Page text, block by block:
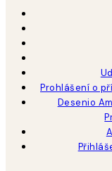
Prohlášení o
Desenio